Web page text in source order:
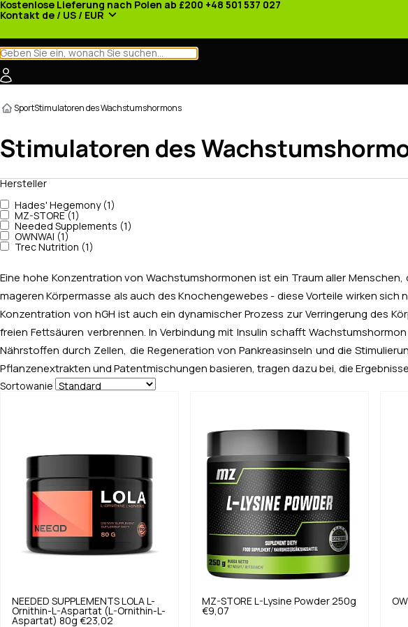
Kostenlose Lieferung nach Polen ab £200 +48 501 537 027
Kontakt de / US / EUR
SportStimulatoren des Wachstumshormons
Stimulatoren des
Hersteller
Hades' Hegemony (1)
MZ-STORE (1)
Needed Supplements (1)
OWNWAI (1)
Trec Nutrition (1)
Eine hohe Konzentration von Wachstumshormonen ist ein Traum aller
mageren Körpermasse als auch des Knochengewebes - diese Vorteile wirken
Konzentration von hGH ist auch ein dynamischer Prozess zur Verringerung des
freien Fettsäuren verbrennen. In Verbindung mit Insulin schafft
Nährstoffen durch Zellen, die Regeneration von Pankreasinseln und die
Pflanzenextrakten und Patentmischungen basieren, tragen dazu bei, die
Sortowanie
NEEDED SUPPLEMENTS
LOLA L-
Ornithin-L-Aspartat (L-Ornithin-L-
Aspartat) 80g €23,02
MZ-STORE
L-Lysine Powder 250g
€9,07